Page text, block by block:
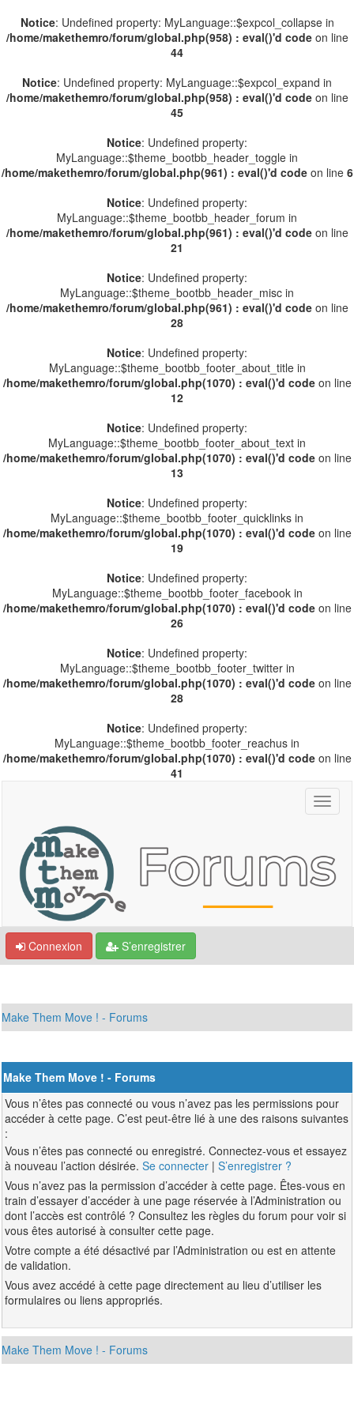
Notice: Undefined property: MyLanguage::$expcol_collapse in
/home/makethemro/forum/global.php(958) : eval()'d codeon line
44
Notice: Undefined property: MyLanguage::$expcol_expand in
/home/makethemro/forum/global.php(958) : eval()'d codeon line
45
Notice: Undefined property:
MyLanguage::$theme_bootbb_header_toggle in
/home/makethemro/forum/global.php(961) : eval()'d codeon line 6
Notice: Undefined property:
MyLanguage::$theme_bootbb_header_forum in
/home/makethemro/forum/global.php(961) : eval()'d codeon line
21
Notice: Undefined property:
MyLanguage::$theme_bootbb_header_misc in
/home/makethemro/forum/global.php(961) : eval()'d codeon line
28
Notice: Undefined property:
MyLanguage::$theme_bootbb_footer_about_title in
/home/makethemro/forum/global.php(1070) : eval()'d codeon line
12
Notice: Undefined property:
MyLanguage::$theme_bootbb_footer_about_text in
/home/makethemro/forum/global.php(1070) : eval()'d codeon line
13
Notice: Undefined property:
MyLanguage::$theme_bootbb_footer_quicklinks in
/home/makethemro/forum/global.php(1070) : eval()'d codeon line
19
Notice: Undefined property:
MyLanguage::$theme_bootbb_footer_facebook in
/home/makethemro/forum/global.php(1070) : eval()'d codeon line
26
Notice: Undefined property:
MyLanguage::$theme_bootbb_footer_twitter in
/home/makethemro/forum/global.php(1070) : eval()'d codeon line
28
Notice: Undefined property:
MyLanguage::$theme_bootbb_footer_reachus in
/home/makethemro/forum/global.php(1070) : eval()'d codeon line
41
Connexion S’enregistrer
Make Them Move ! - Forums
Make Them Move ! - Forums
Vous n’êtes pas connecté ou vous n’avez pas les permissions pour
accéder à cette page. C’est peut-être lié à une des raisons suivantes
:
Vous n’êtes pas connecté ou enregistré. Connectez-vous et essayez
à nouveau l’action désirée.Se connecter |S’enregistrer ?
Vous n’avez pas la permission d’accéder à cette page. Êtes-vous en
train d’essayer d’accéder à une page réservée à l’Administration ou
dont l’accès est contrôlé ? Consultez les règles du forum pour voir si
vous êtes autorisé à consulter cette page.
Votre compte a été désactivé par l’Administration ou est en attente
de validation.
Vous avez accédé à cette page directement au lieu d’utiliser les
formulaires ou liens appropriés.
Make Them Move ! - Forums